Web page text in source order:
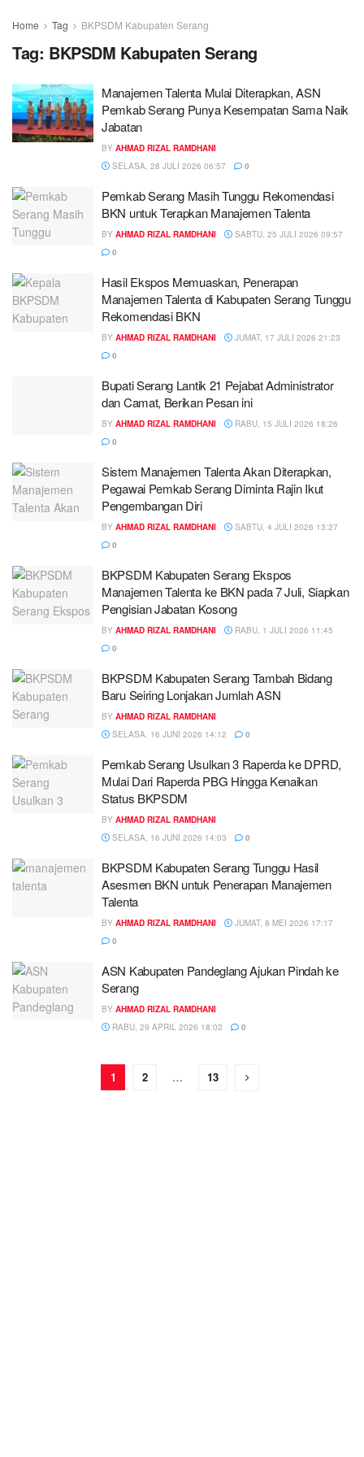
Home Tag BKPSDM Kabupaten Serang
Tag: BKPSDM Kabupaten Serang
Manajemen Talenta Mulai Diterapkan, ASN
Pemkab Serang Punya Kesempatan Sama Naik
Jabatan
BY AHMAD RIZAL RAMDHANI
SELASA, 28 JULI 2026 06:57
0
Pemkab Serang Masih Tunggu Rekomendasi
BKN untuk Terapkan Manajemen Talenta
BY AHMAD RIZAL RAMDHANI
SABTU, 25 JULI 2026 09:57
0
Hasil Ekspos Memuaskan, Penerapan
Manajemen Talenta di Kabupaten Serang Tunggu
Rekomendasi BKN
BY AHMAD RIZAL RAMDHANI
JUMAT, 17 JULI 2026 21:23
0
Bupati Serang Lantik 21 Pejabat Administrator
dan Camat, Berikan Pesan ini
BY AHMAD RIZAL RAMDHANI
RABU, 15 JULI 2026 18:26
0
Sistem Manajemen Talenta Akan Diterapkan,
Pegawai Pemkab Serang Diminta Rajin Ikut
Pengembangan Diri
BY AHMAD RIZAL RAMDHANI
SABTU, 4 JULI 2026 13:27
0
BKPSDM Kabupaten Serang Ekspos
Manajemen Talenta ke BKN pada 7 Juli, Siapkan
Pengisian Jabatan Kosong
BY AHMAD RIZAL RAMDHANI
RABU, 1 JULI 2026 11:45
0
BKPSDM Kabupaten Serang Tambah Bidang
Baru Seiring Lonjakan Jumlah ASN
BY AHMAD RIZAL RAMDHANI
SELASA, 16 JUNI 2026 14:12
0
Pemkab Serang Usulkan 3 Raperda ke DPRD,
Mulai Dari Raperda PBG Hingga Kenaikan
Status BKPSDM
BY AHMAD RIZAL RAMDHANI
SELASA, 16 JUNI 2026 14:03
0
BKPSDM Kabupaten Serang Tunggu Hasil
Asesmen BKN untuk Penerapan Manajemen
Talenta
BY AHMAD RIZAL RAMDHANI
JUMAT, 8 MEI 2026 17:17
0
ASN Kabupaten Pandeglang Ajukan Pindah ke
Serang
BY AHMAD RIZAL RAMDHANI
RABU, 29 APRIL 2026 18:02
0
1 2 … 13